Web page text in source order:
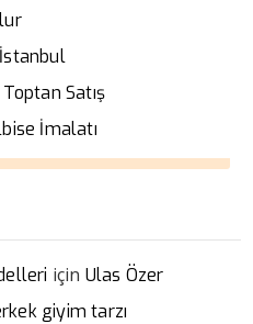
Satış
İmalatı
için Ulas Özer
giyim tarzı